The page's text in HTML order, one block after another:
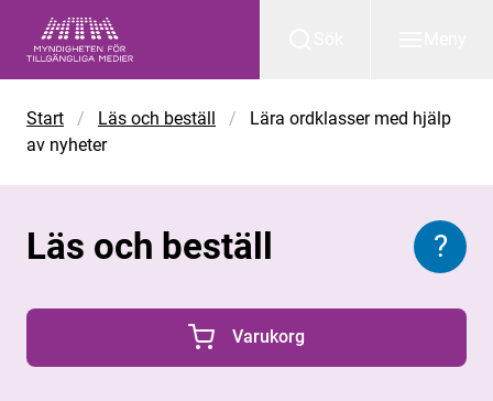
Start / Läs och beställ /
Lära ordklasser med hjälp
av nyheter
Läs och beställ ?
0 Produkter i varukorgen
Varukorg